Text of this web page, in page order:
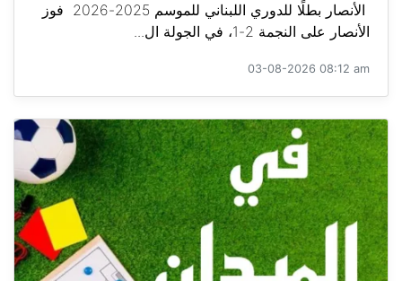
الأنصار بطلًا للدوري اللبناني للموسم 2025-2026 فوز
الأنصار على النجمة 2-1، في الجولة ال...
03-08-2026 08:12 am